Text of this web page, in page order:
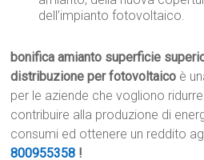
dell’impianto fotovoltaico.
bonifica amianto superficie
distribuzione per fotovoltaico è
per le aziende che vogliono
contribuire alla produzione di
consumi ed ottenere un reddito
800955358 !